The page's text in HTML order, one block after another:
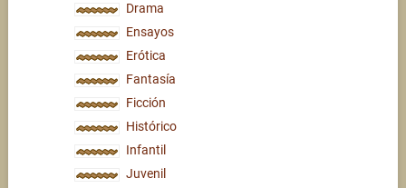
Drama
Ensayos
Erótica
Fantasía
Ficción
Histórico
Infantil
Juvenil